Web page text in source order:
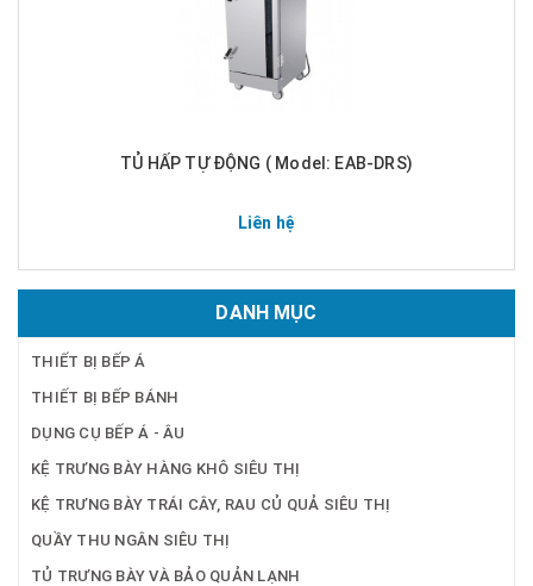
TỦ HẤP TỰ ĐỘNG ( Model: EAB-DRS)
Liên hệ
DANH MỤC
THIẾT BỊ BẾP Á
THIẾT BỊ BẾP BÁNH
DỤNG CỤ BẾP Á - ÂU
KỆ TRƯNG BÀY HÀNG KHÔ SIÊU THỊ
KỆ TRƯNG BÀY TRÁI CÂY, RAU CỦ QUẢ SIÊU THỊ
QUẦY THU NGÂN SIÊU THỊ
TỦ TRƯNG BÀY VÀ BẢO QUẢN LẠNH